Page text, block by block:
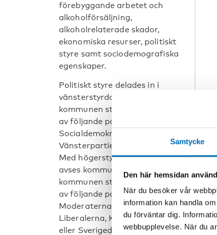
Samtycke
Den här hemsidan
När du besöker vår
information kan handla
du förväntar dig.
webbupplevelse. När du
förebyggande arbetet och
alkoholförsäljning,
alkoholrelaterade skador,
ekonomiska resurser, politiskt
styre samt sociodemografiska
egenskaper.
Politiskt styre delades in i
vänsterstyrda kommuner där
kommunen styrs av ett eller fler
av följande partier:
Socialdemokraterna,
Vänsterpartiet eller Miljöpartiet.
Med högerstyrda kommuner
avses kommuner där
kommunen styrs av ett eller fler
av följande partier:
Moderaterna, Centerpartiet,
Liberalerna, Kristdemokraterna
eller Sverigedemokraterna.